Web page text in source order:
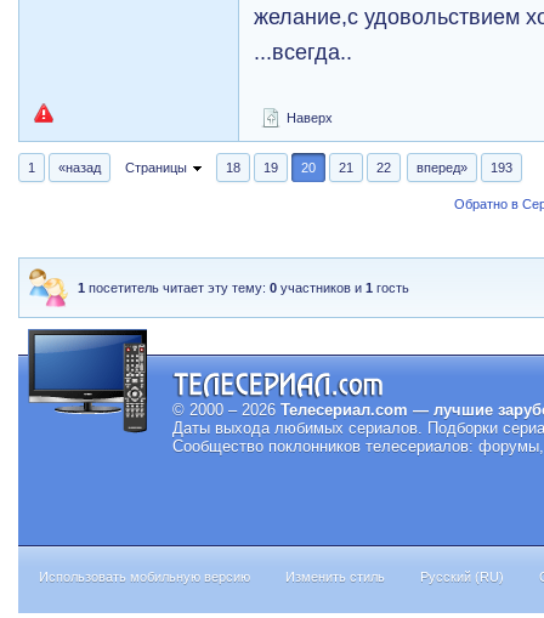
желание,с удовольствием
...всегда..
Наверх
1 «назад Страницы 18 19 20 21 22 вперед» 193
Обратно в
1 посетитель читает эту тему:0 участников и1 гость
© 2000 – 2026 Телесериал.com — лучшие
Даты выхода любимых сериалов. Подборки
Сообщество поклонников телесериалов:
Использовать мобильную версию Изменить стиль Русский (RU)